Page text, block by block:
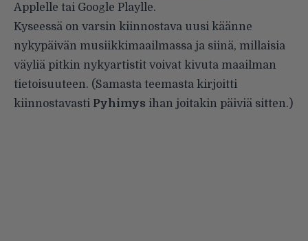
Applelle tai Google Playlle.
Kyseessä on varsin kiinnostava uusi käänne
nykypäivän musiikkimaailmassa ja siinä, millaisia
väyliä pitkin nykyartistit voivat kivuta maailman
tietoisuuteen. (Samasta teemasta kirjoitti
kiinnostavasti Pyhimys ihan joitakin päiviä sitten.)